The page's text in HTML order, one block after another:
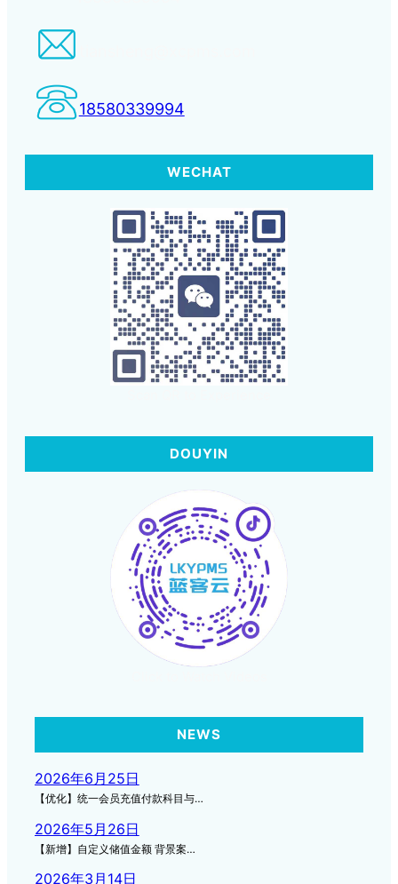
18580339994
WECHAT
DOUYIN
NEWS
2026年6月25日
【优化】统一会员充值付款科目与…
2026年5月26日
【新增】自定义储值金额 背景案…
2026年3月14日